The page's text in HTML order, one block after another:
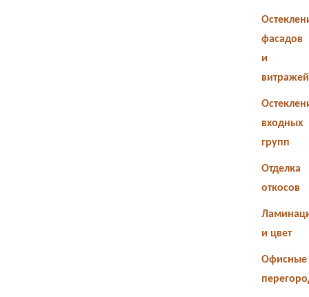
фасадов
и
витражей
входных
групп
Отделка
откосов
и цвет
Офисные